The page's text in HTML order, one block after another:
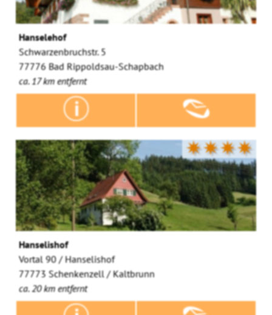
Hanselehof
Schwarzenbruchstr. 5
77776 Bad Rippoldsau-Schapbach
ca. 17 km entfernt
✷✷✷✷
Hanselishof
Vortal 90 / Hanselishof
77773 Schenkenzell / Kaltbrunn
ca. 20 km entfernt